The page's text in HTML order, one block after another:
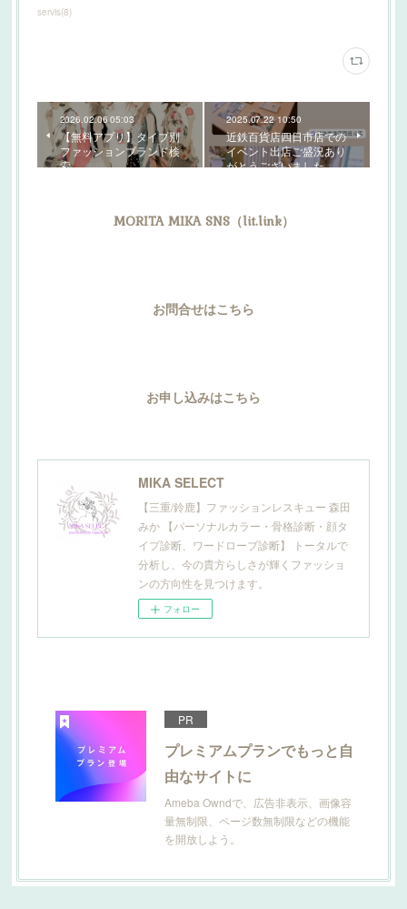
servis(8)
2026.02.06 05:03
【無料アプリ】タイプ別
ファッションブランド検
索
2025.07.22 10:50
近鉄百貨店四日市店での
イベント出店ご盛況あり
がとうございました
MORITA MIKA SNS（lit.link）
お問合せはこちら
お申し込みはこちら
MIKA SELECT
【三重/鈴鹿】ファッションレスキュー 森田
みか 【パーソナルカラー・骨格診断・顔タ
イプ診断、ワードローブ診断】 トータルで
分析し、今の貴方らしさが輝くファッショ
ンの方向性を見つけます。
フォロー
PR
プレミアムプランでもっと自
由なサイトに
Ameba Owndで、広告非表示、画像容
量無制限、ページ数無制限などの機能
を開放しよう。